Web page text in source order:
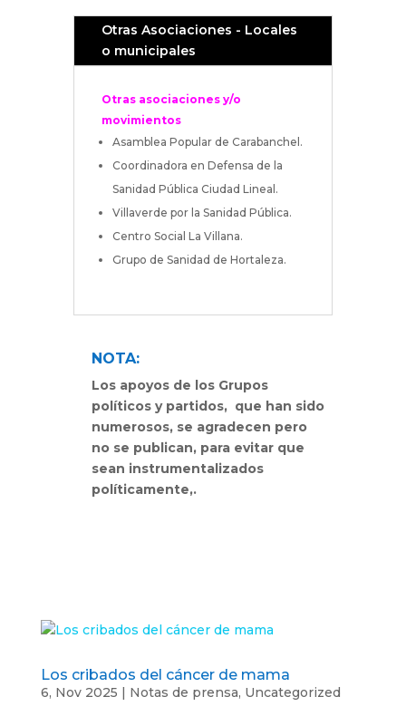
Otras Asociaciones - Locales
o municipales
Otras asociaciones y/o
movimientos
Asamblea Popular de Carabanchel.
Coordinadora en Defensa de la
Sanidad Pública Ciudad Lineal.
Villaverde por la Sanidad Pública.
Centro Social La Villana.
Grupo de Sanidad de Hortaleza.
NOTA:
Los apoyos de los Grupos
políticos y partidos, que han sido
numerosos, se agradecen pero
no se publican, para evitar que
sean instrumentalizados
políticamente,.
Los cribados del cáncer de mama
6, Nov 2025 | Notas de prensa, Uncategorized